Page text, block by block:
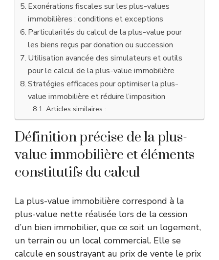
Exonérations fiscales sur les plus-values
immobilières : conditions et exceptions
Particularités du calcul de la plus-value pour
les biens reçus par donation ou succession
Utilisation avancée des simulateurs et outils
pour le calcul de la plus-value immobilière
Stratégies efficaces pour optimiser la plus-
value immobilière et réduire l’imposition
Articles similaires :
Définition précise de la plus-
value immobilière et éléments
constitutifs du calcul
La plus-value immobilière correspond à la
plus-value nette réalisée lors de la cession
d’un bien immobilier, que ce soit un logement,
un terrain ou un local commercial. Elle se
calcule en soustrayant au prix de vente le prix